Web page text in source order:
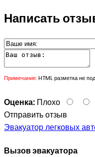
Написать
Примечание:HTML разметка не
Оценка: Плохо
Отправить отзыв
Эвакуатор легковых
Вызов эвакуатора